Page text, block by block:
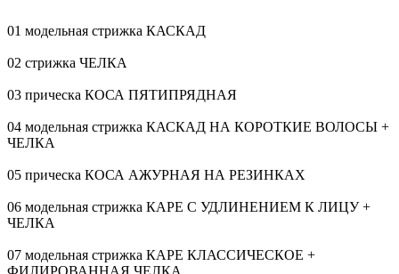
01 модельная стрижка КАСКАД
02 стрижка ЧЕЛКА
03 прическа КОСА ПЯТИПРЯДНАЯ
04 модельная стрижка КАСКАД НА КОРОТКИЕ ВОЛОСЫ +
ЧЕЛКА
05 прическа КОСА АЖУРНАЯ НА РЕЗИНКАХ
06 модельная стрижка КАРЕ С УДЛИНЕНИЕМ К ЛИЦУ +
ЧЕЛКА
07 модельная стрижка КАРЕ КЛАССИЧЕСКОЕ +
ФИЛИРОВАННАЯ ЧЕЛКА